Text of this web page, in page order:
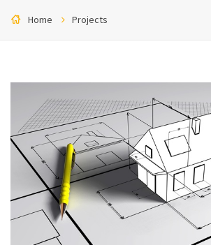
Home Projects